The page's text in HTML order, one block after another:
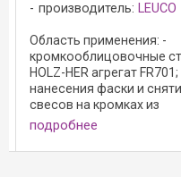
LEUCO
-
станки
FR701; - для
фаски и снятия
из
древесины, а
из шпона и
- с
для
из